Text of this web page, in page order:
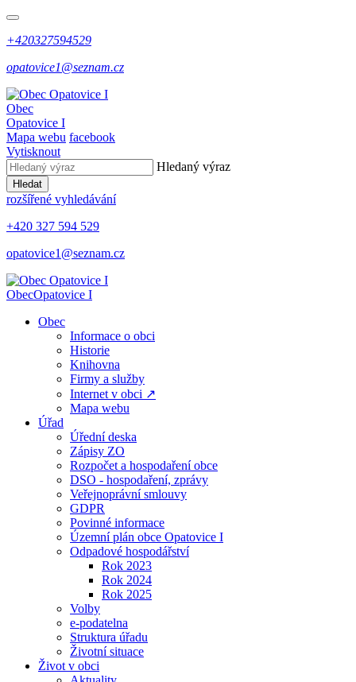
+420327594529
opatovice1@seznam.cz
Obec
Opatovice I
Mapa webu facebook
Vytisknout
Hledaný výraz
Hledat
rozšířené vyhledávání
+420 327 594 529
opatovice1@seznam.cz
ObecOpatovice I
Obec
Informace o obci
Historie
Knihovna
Firmy a služby
Internet v obci ↗
Mapa webu
Úřad
Úřední deska
Zápisy ZO
Rozpočet a hospodaření obce
DSO - hospodaření, zprávy
Veřejnoprávní smlouvy
GDPR
Povinné informace
Územní plán obce Opatovice I
Odpadové hospodářství
Rok 2023
Rok 2024
Rok 2025
Volby
e-podatelna
Struktura úřadu
Životní situace
Život v obci